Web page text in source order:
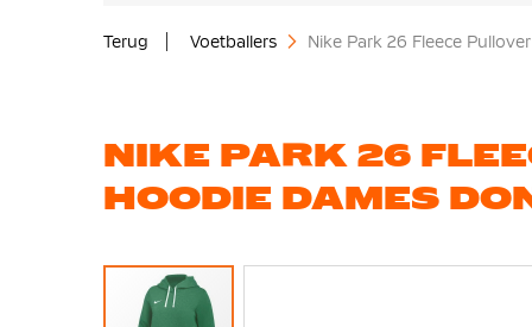
Terug Voetballers Nike Park 26 Fleece
NIKE PARK 26
HOODIE DAMES
Ga